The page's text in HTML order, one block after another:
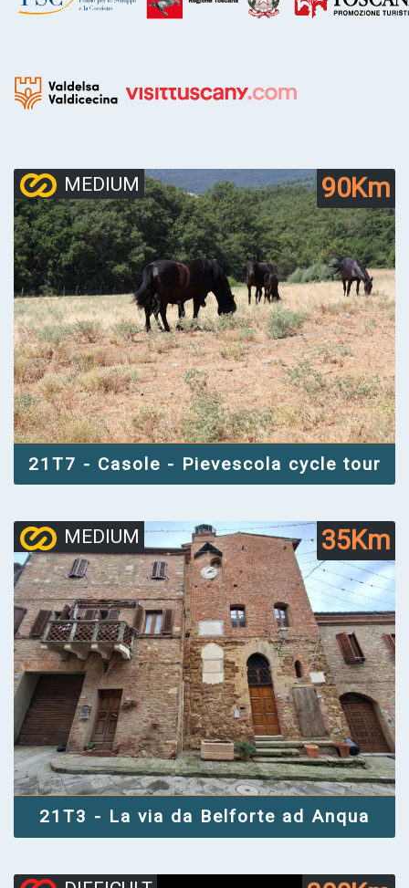
MEDIUM 90Km
21T7 - Casole - Pievescola cycle tour
MEDIUM 35Km
21T3 - La via da Belforte ad Anqua